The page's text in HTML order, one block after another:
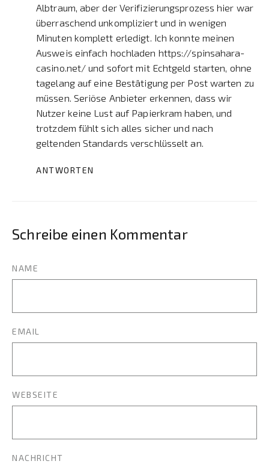
Albtraum, aber der Verifizierungsprozess hier war
überraschend unkompliziert und in wenigen
Minuten komplett erledigt. Ich konnte meinen
Ausweis einfach hochladen https://spinsahara-
casino.net/ und sofort mit Echtgeld starten, ohne
tagelang auf eine Bestätigung per Post warten zu
müssen. Seriöse Anbieter erkennen, dass wir
Nutzer keine Lust auf Papierkram haben, und
trotzdem fühlt sich alles sicher und nach
geltenden Standards verschlüsselt an.
ANTWORTEN
Schreibe einen Kommentar
NAME
EMAIL
WEBSEITE
NACHRICHT